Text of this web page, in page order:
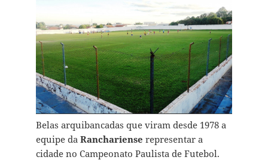
Belas arquibancadas que viram desde 1978 a
equipe da Ranchariense representar a
cidade no Campeonato Paulista de Futebol.